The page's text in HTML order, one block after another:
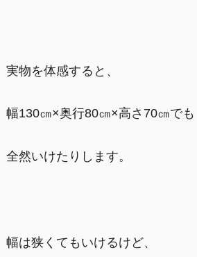
実物を体感すると、
幅130㎝×奥行80㎝×高さ70㎝でも
全然いけたりします。
幅は狭くてもいけるけど、